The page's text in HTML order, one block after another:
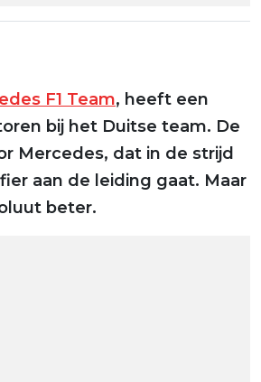
F1 Team, heeft een
bij het Duitse team. De
Mercedes, dat in de strijd
aan de leiding gaat. Maar
beter.